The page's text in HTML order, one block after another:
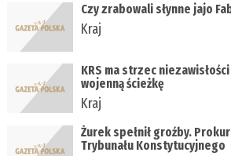
Czy zrabowali słynne jajo
Kraj
KRS ma strzec
wojenną ścieżkę
Kraj
Żurek spełnił groźby.
Trybunału Konstytucyjnego